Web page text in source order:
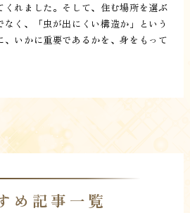
くれました。そして、住む場所を選ぶ
く、「虫が出にくい構造か」という
いかに重要であるかを、身をもって
め記事一覧